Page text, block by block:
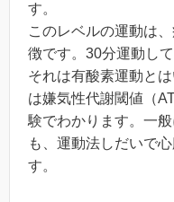
す。
このレベルの運動は
徴です。30分運動し
それは有酸素運動と
は嫌気性代謝閾値（
験でわかります。一
も、運動法しだいで
す。